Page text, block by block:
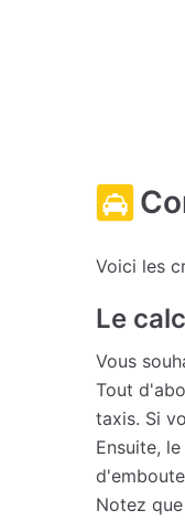
Voici les
Le
Vous
Tout
taxis. Si
Ensuite,
Notez